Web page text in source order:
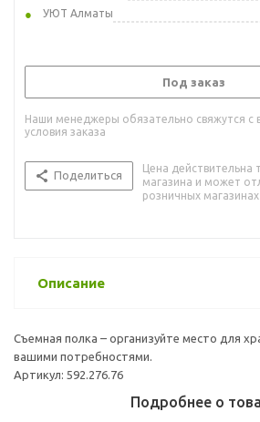
УЮТ Алматы
Под заказ
Наши менеджеры обязательно свяжутся с
условия заказа
Поделиться
Цена действительна
магазина и может
розничных магазинах
Описание
Съемная полка – организуйте место для
вашими потребностями.
Артикул: 592.276.76
Подробнее о